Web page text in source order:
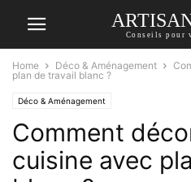
Conseils pour
Home Déco & Aménagement
plan de travail blanc ?
Déco & Aménagement
Comment
cuisine avec